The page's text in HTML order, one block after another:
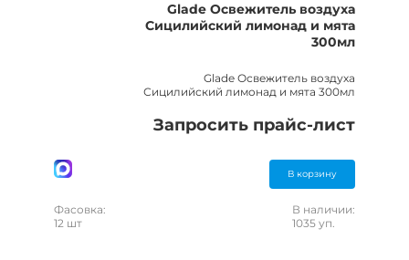
Glade Освежитель воздуха
Сицилийский лимонад и мята
300мл
Glade Освежитель воздуха
Сицилийский лимонад и мята 300мл
Запросить прайс-лист
В корзину
Фасовка:
12 шт
В наличии:
1035 уп.